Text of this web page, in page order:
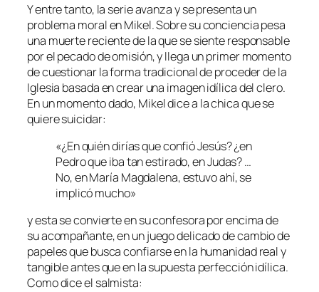
Y entre tanto, la serie avanza y se presenta un
problema moral en Mikel. Sobre su conciencia pesa
una muerte reciente de la que se siente responsable
por el pecado de omisión, y llega un primer momento
de cuestionar la forma tradicional de proceder de la
Iglesia basada en crear una imagen idílica del clero.
En un momento dado, Mikel dice a la chica que se
quiere suicidar:
«¿En quién dirías que confió Jesús? ¿en
Pedro que iba tan estirado, en Judas? …
No, en María Magdalena, estuvo ahí, se
implicó mucho»
y esta se convierte en su confesora por encima de
su acompañante, en un juego delicado de cambio de
papeles que busca confiarse en la humanidad real y
tangible antes que en la supuesta perfección idílica.
Como dice el salmista: